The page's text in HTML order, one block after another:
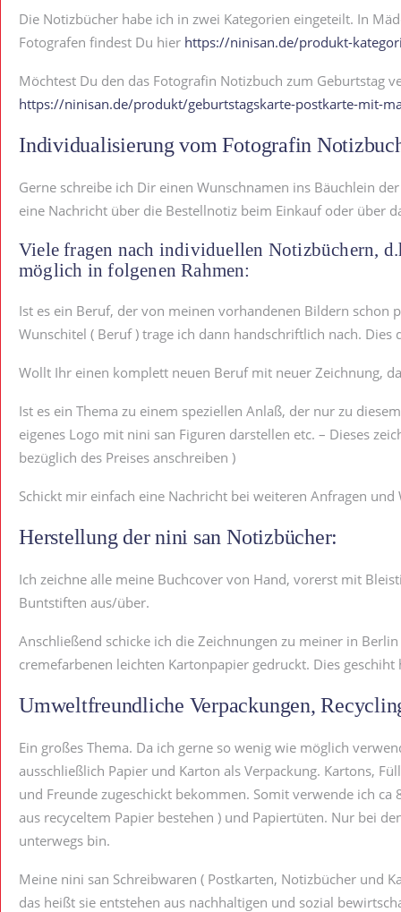
Die Notizbücher habe ich in zwei Kategorien eingeteilt. In
Fotografen findest Du hier https://ninisan.de/produkt-
Möchtest Du den das Fotografin Notizbuch zum Geburtstag
https://ninisan.de/produkt/geburtstagskarte-postkarte-mit-
Individualisierung vom Fotografin
Gerne schreibe ich Dir einen Wunschnamen ins Bäuchlein
eine Nachricht über die Bestellnotiz beim Einkauf oder über
Viele fragen nach individuellen Notizbüchern,
möglich in folgenen Rahmen:
Ist es ein Beruf, der von meinen vorhandenen Bildern schon
Wunschitel ( Beruf ) trage ich dann handschriftlich nach.
Wollt Ihr einen komplett neuen Beruf mit neuer Zeichnung,
Ist es ein Thema zu einem speziellen Anlaß, der nur zu
eigenes Logo mit nini san Figuren darstellen etc. – Dieses
bezüglich des Preises anschreiben )
Schickt mir einfach eine Nachricht bei weiteren Anfragen und
Herstellung der nini san Notizbücher:
Ich zeichne alle meine Buchcover von Hand, vorerst mit
Buntstiften aus/über.
Anschließend schicke ich die Zeichnungen zu meiner in
cremefarbenen leichten Kartonpapier gedruckt. Dies
Umweltfreundliche Verpackungen,
Ein großes Thema. Da ich gerne so wenig wie möglich
ausschließlich Papier und Karton als Verpackung. Kartons,
und Freunde zugeschickt bekommen. Somit verwende ich
aus recyceltem Papier bestehen ) und Papiertüten. Nur bei
unterwegs bin.
Meine nini san Schreibwaren ( Postkarten, Notizbücher und
das heißt sie entstehen aus nachhaltigen und sozial